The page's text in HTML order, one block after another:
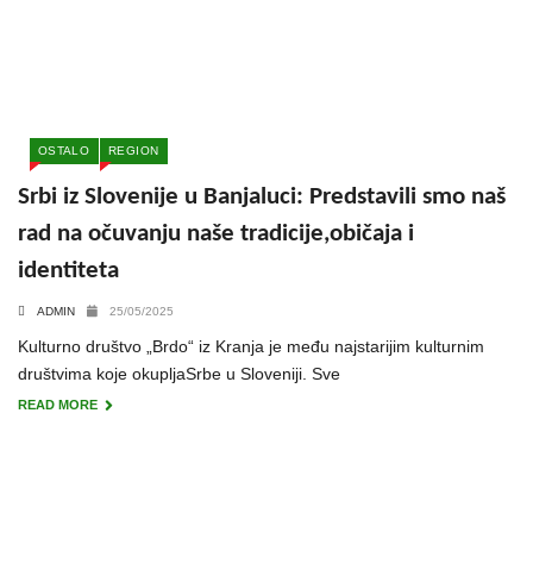
OSTALO REGION
Srbi iz Slovenije u Banjaluci: Predstavili smo naš
rad na očuvanju naše tradicije,običaja i
identiteta
ADMIN 25/05/2025
Kulturno društvo „Brdo“ iz Kranja je među najstarijim kulturnim
društvima koje okupljaSrbe u Sloveniji. Sve
READ MORE